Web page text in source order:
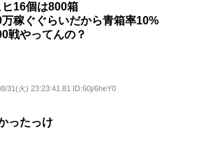
16個は800箱
稼ぐぐらいだから青箱率10%
戦やってんの？
31(火) 23:23:41.81 ID:60j/6heY0
ったっけ